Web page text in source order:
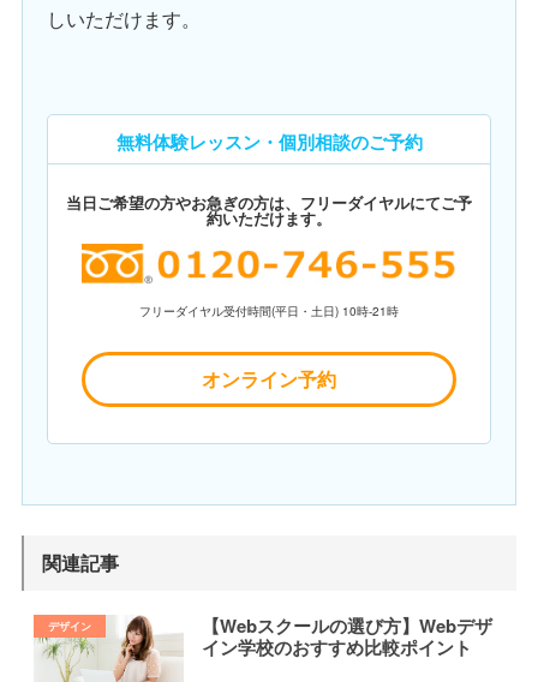
しいただけます。
無料体験レッスン・個別相談のご予約
当日ご希望の方やお急ぎの方は、フリーダイヤルにてご予
約いただけます。
フリーダイヤル受付時間(平日・土日) 10時-21時
オンライン予約
関連記事
【Webスクールの選び方】Webデザ
イン学校のおすすめ比較ポイント